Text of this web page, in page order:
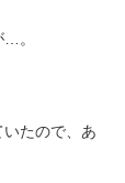
。
たので、あ